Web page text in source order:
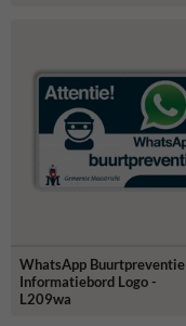
WhatsApp Buurtpreventie
Informatiebord Logo -
L209wa